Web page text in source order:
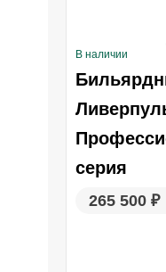
В наличии
серия
265 500 ₽